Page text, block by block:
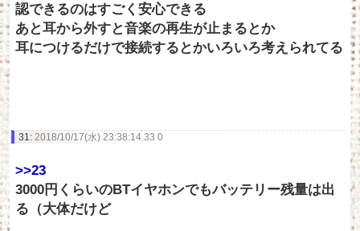
認できるのはすごく安心できる
あと耳から外すと音楽の再生が止まるとか
耳につけるだけで接続するとかいろいろ考えられてる
31: 2018/10/17(水) 23:38:14.33 0
>>23
3000円くらいのBTイヤホンでもバッテリー残量は出
る（大体だけど